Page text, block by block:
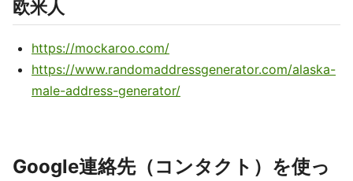
欧米人
https://mockaroo.com/
https://www.randomaddressgenerator.com/alaska-
male-address-generator/
Google連絡先（コンタクト）を使っ